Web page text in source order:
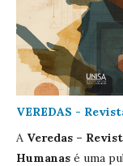
VEREDAS -
A Veredas –
Humanas é uma